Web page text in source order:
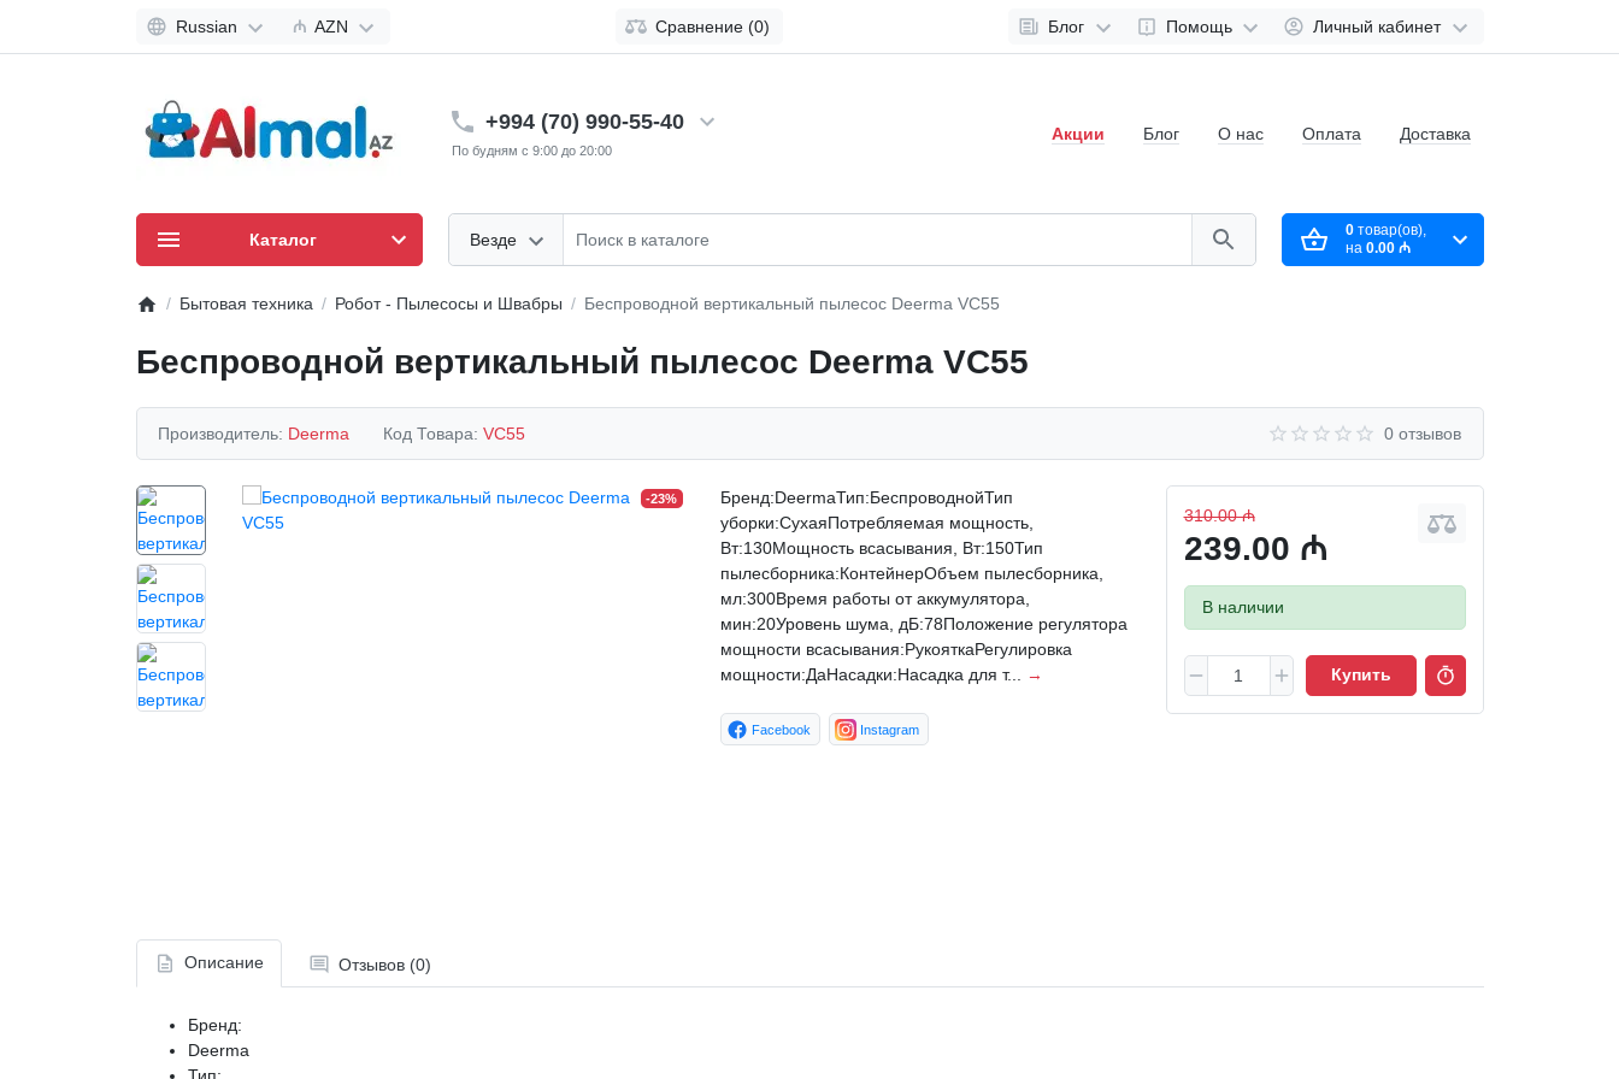
Russian ₼ AZN Сравнение (0) Блог Помощь Личный кабинет
+994 (70) 990-55-40
По будням с 9:00 до 20:00
Везде
Акции Блог О нас Оплата Доставка
0товар(ов),
на 0.00 ₼
Каталог
Бытовая техника Робот - Пылесосы и Швабры Беспроводной вертикальный пылесос Deerma VC55
Беспроводной вертикальный пылесос Deerma VC55
Производитель: Deerma Код Товара: VC55 0 отзывов
-23%
310.00 ₼
239.00 ₼
В наличии
Купить
Бренд:DeermaТип:БеспроводнойТип
уборки:СухаяПотребляемая мощность,
Вт:130Мощность всасывания, Вт:150Тип
пылесборника:КонтейнерОбъем пылесборника,
мл:300Время работы от аккумулятора,
мин:20Уровень шума, дБ:78Положение регулятора
мощности всасывания:РукояткаРегулировка
мощности:ДаНасадки:Насадка для т...
→
Facebook Instagram
Описание Отзывов (0)
Бренд:
Deerma
Тип: